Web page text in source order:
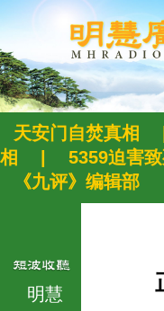
天安门自焚真相
相
5359迫害
《九评》编辑部
明慧